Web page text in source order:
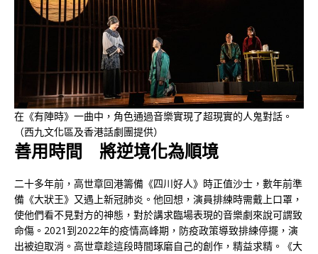
在《有陣時》一曲中，角色通過音樂實現了超現實的人鬼對話。
（西九文化區及香港話劇團提供）
善用時間 將逆境化為順境
二十多年前，高世章回港籌備《四川好人》時正值沙士，數年前準
備《大狀王》又遇上新冠肺炎。他回想，演員排練時需戴上口罩，
使他們看不見對方的神態，對於講求臨場表現的音樂劇來說可謂致
命傷。2021到2022年的疫情高峰期，防疫政策導致排練停擺，演
出被迫取消。高世章趁這段時間琢磨自己的創作，精益求精。《大